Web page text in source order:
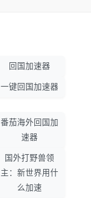
回国加速器
一键回国加速器
番茄海外回国加
速器
国外打野兽领
主：新世界用什
么加速